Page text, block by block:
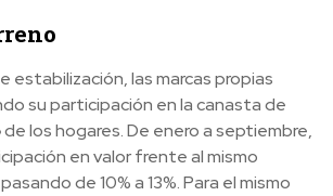
estabilización, las marcas propias
su participación en la canasta de
de los hogares. De enero a septiembre,
en valor frente al mismo
de 10% a 13%. Para el mismo